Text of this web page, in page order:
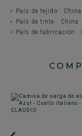
País de tejido : China
País de tinte : China
País de fabricación :